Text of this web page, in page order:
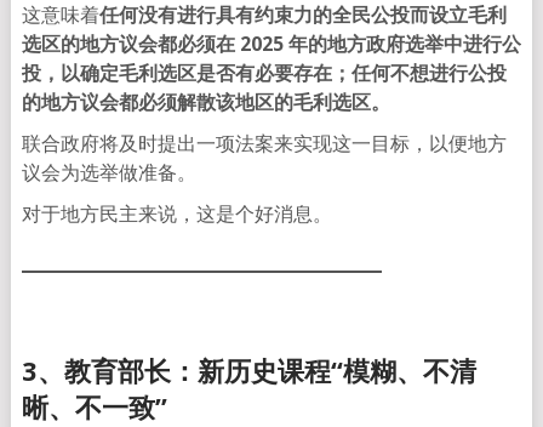
这意味着任何没有进行具有约束力的全民公投而设立毛利
选区的地方议会都必须在 2025 年的地方政府选举中进行公
投，以确定毛利选区是否有必要存在；任何不想进行公投
的地方议会都必须解散该地区的毛利选区。
联合政府将及时提出一项法案来实现这一目标，以便地方
议会为选举做准备。
对于地方民主来说，这是个好消息。
3、教育部长：新历史课程“模糊、不清
晰、不一致”